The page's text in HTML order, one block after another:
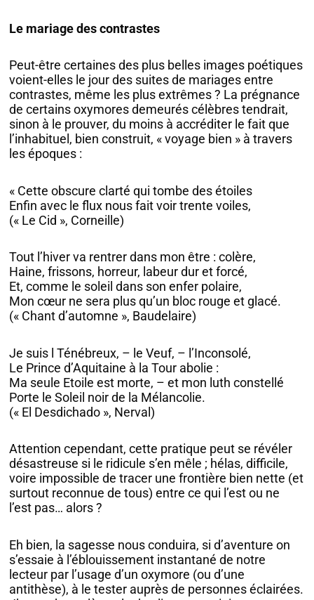
Le mariage des contrastes
Peut-être certaines des plus belles images poétiques
voient-elles le jour des suites de mariages entre
contrastes, même les plus extrêmes ? La prégnance
de certains oxymores demeurés célèbres tendrait,
sinon à le prouver, du moins à accréditer le fait que
l’inhabituel, bien construit, « voyage bien » à travers
les époques :
« Cette obscure clarté qui tombe des étoiles
Enfin avec le flux nous fait voir trente voiles,
(« Le Cid », Corneille)
Tout l’hiver va rentrer dans mon être : colère,
Haine, frissons, horreur, labeur dur et forcé,
Et, comme le soleil dans son enfer polaire,
Mon cœur ne sera plus qu’un bloc rouge et glacé.
(« Chant d’automne », Baudelaire)
Je suis l Ténébreux, – le Veuf, – l’Inconsolé,
Le Prince d’Aquitaine à la Tour abolie :
Ma seule Etoile est morte, – et mon luth constellé
Porte le Soleil noir de la Mélancolie.
(« El Desdichado », Nerval)
Attention cependant, cette pratique peut se révéler
désastreuse si le ridicule s’en mêle ; hélas, difficile,
voire impossible de tracer une frontière bien nette (et
surtout reconnue de tous) entre ce qui l’est ou ne
l’est pas… alors ?
Eh bien, la sagesse nous conduira, si d’aventure on
s’essaie à l’éblouissement instantané de notre
lecteur par l’usage d’un oxymore (ou d’une
antithèse), à le tester auprès de personnes éclairées.